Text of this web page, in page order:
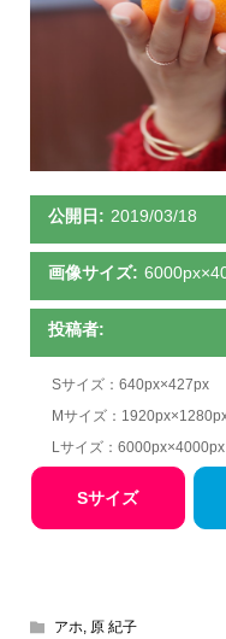
公開日: 2019/03/18
画像サイズ:
投稿者:
Sサイズ：640px×427px
Mサイズ：
Lサイズ：6000px×4000px
Sサイズ
アホ, 原 紀子